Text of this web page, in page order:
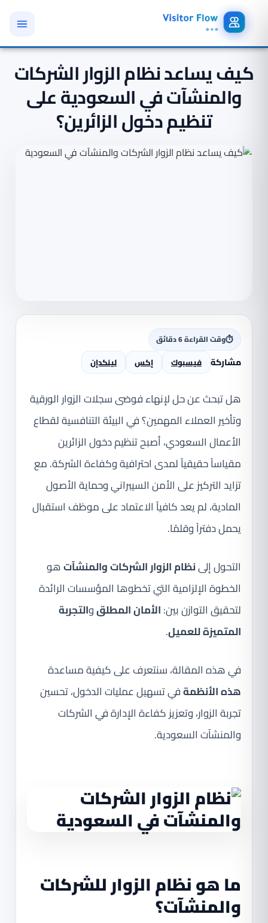
كيف يساعد نظام الزوار الشركات
والمنشآت في السعودية على
تنظيم دخول الزائرين؟
⏱وقت القراءة 6 دقائق
مشاركة فيسبوك إكس لينكدإن
هل تبحث عن حل لإنهاء فوضى سجلات الزوار الورقية
وتأخير العملاء المهمين؟ في البيئة التنافسية لقطاع
الأعمال السعودي، أصبح تنظيم دخول الزائرين
مقياساً حقيقياً لمدى احترافية وكفاءة الشركة. مع
تزايد التركيز على الأمن السيبراني وحماية الأصول
المادية، لم يعد كافياً الاعتماد على موظف استقبال
يحمل دفتراً وقلمًا.
التحول إلىنظام الزوار الشركات والمنشآتهو
الخطوة الإلزامية التي تخطوها المؤسسات الرائدة
لتحقيق التوازن بين:الأمان المطلقوالتجربة
المتميزة للعميل.
في هذه المقالة، سنتعرف على كيفية مساعدة
هذه الأنظمةفي تسهيل عمليات الدخول، تحسين
تجربة الزوار، وتعزيز كفاءة الإدارة في الشركات
والمنشآت السعودية.
ما هونظام الزوار للشركات
والمنشآت؟